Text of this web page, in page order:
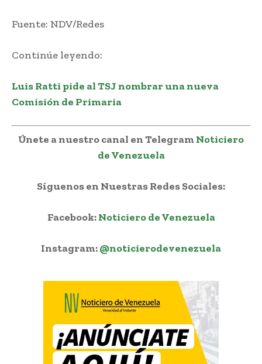
Fuente: NDV/Redes
Continúe leyendo:
Luis Ratti pide al TSJ nombrar una nueva
Comisión de Primaria
Únete a nuestro canal en Telegram Noticiero
de Venezuela
Síguenos en Nuestras Redes Sociales:
Facebook:Noticiero de Venezuela
Instagram:@noticierodevenezuela